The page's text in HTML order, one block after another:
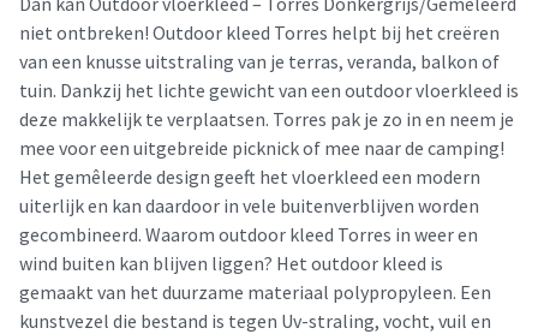
niet ontbreken! Outdoor kleed Torres helpt bij het creëren
van een knusse uitstraling van je terras, veranda, balkon of
tuin. Dankzij het lichte gewicht van een outdoor vloerkleed is
deze makkelijk te verplaatsen. Torres pak je zo in en neem je
mee voor een uitgebreide picknick of mee naar de camping!
Het gemêleerde design geeft het vloerkleed een modern
uiterlijk en kan daardoor in vele buitenverblijven worden
gecombineerd. Waarom outdoor kleed Torres in weer en
wind buiten kan blijven liggen? Het outdoor kleed is
gemaakt van het duurzame materiaal polypropyleen. Een
kunstvezel die bestand is tegen Uv-straling, vocht, vuil en